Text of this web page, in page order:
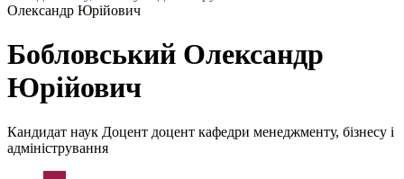
Олександр Юрійович
Бобловський Олександр
Юрійович
Кандидат наук Доцент доцент кафедри менеджменту, бізнесу і
адміністрування